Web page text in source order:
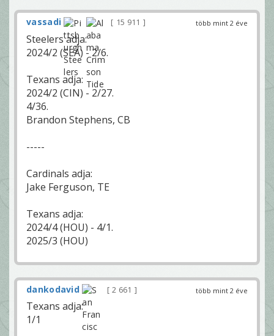
több mint 2 éve
vassadi 15 911
Steelers adja:
2024/2 (SEA) - 2/6.
Texans adja:
2024/2 (CIN) - 2/27.
4/36.
Brandon Stephens, CB
-----
Cardinals adja:
Jake Ferguson, TE
Texans adja:
2024/4 (HOU) - 4/1.
2025/3 (HOU)
több mint 2 éve
dankodavid 2 661
Texans adja:
1/1